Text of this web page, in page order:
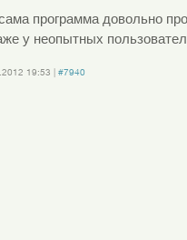
программа довольно
у неопытных
19:53
#7940